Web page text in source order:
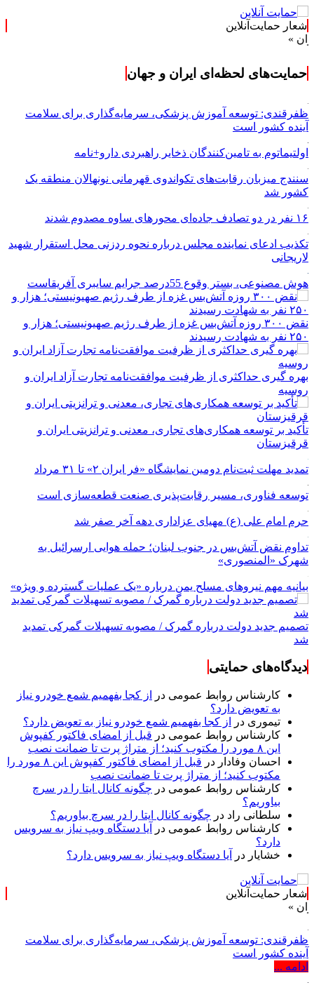
شعار حمایت‌آنلاین
حمایت‌های لحظه‌ای ایران و جهان
ظفرقندی: توسعه آموزش پزشکی، سرمایه‌گذاری برای سلامت
آینده کشور است
اولتیماتوم به تامین‌کنندگان ذخایر راهبردی دارو+نامه
سنندج میزبان رقابت‌های تکواندوی قهرمانی نونهالان منطقه یک
کشور شد
۱۶ نفر در دو تصادف جاده‌ای محورهای ساوه مصدوم شدند
تکذیب ادعای نماینده مجلس درباره نحوه ردزنی محل استقرار شهید
لاریجانی
هوش مصنوعی، بستر وقوع 55درصد جرایم سایبری آفریقاست
نقض ۳۰۰ روزه آتش‌بس غزه از طرف رژیم صهیونیستی؛ هزار و
۲۵۰ نفر به شهادت رسیدند
بهره گیری حداکثری از ظرفیت موافقت‌نامه تجارت آزاد ایران و
روسیه
تأکید بر توسعه همکاری‌های تجاری، معدنی و ترانزیتی ایران و
قرقیزستان
تمدید مهلت ثبت‌نام دومین نمایشگاه «فر ایران ۲» تا ۳۱ مرداد
توسعه فناوری، مسیر رقابت‌پذیری صنعت قطعه‌سازی است
حرم امام علی (ع) مهیای عزاداری دهه آخر صفر شد
تداوم نقض آتش‌بس در جنوب لبنان؛ حمله هوایی ارسرائیل به
شهرک «المنصوری»
بیانیه مهم نیروهای مسلح یمن درباره «یک عملیات گسترده و ویژه»
تصمیم جدید دولت درباره گمرک / مصوبه تسهیلات گمرکی تمدید
شد
دیدگاه‌های حمایتی
کارشناس روابط عمومی در
از کجا بفهمیم شمع خودرو نیاز
به تعویض دارد؟
تیموری در
از کجا بفهمیم شمع خودرو نیاز به تعویض دارد؟
کارشناس روابط عمومی در قبل از امضای فاکتور کفپوش
این ۸ مورد را مکتوب کنید؛ از متراژ پرت تا ضمانت نصب
احسان وفادار در
قبل از امضای فاکتور کفپوش این ۸ مورد را
مکتوب کنید؛ از متراژ پرت تا ضمانت نصب
کارشناس روابط عمومی در چگونه کانال ایتا را در سرچ
بیاوریم؟
سلطانی راد در چگونه کانال ایتا را در سرچ بیاوریم؟
کارشناس روابط عمومی در
آیا دستگاه ویپ نیاز به سرویس
دارد؟
خشایار در آیا دستگاه ویپ نیاز به سرویس دارد؟
شعار حمایت‌آنلاین
ظفرقندی: توسعه آموزش پزشکی، سرمایه‌گذاری برای سلامت
آینده کشور است
ادامه ...